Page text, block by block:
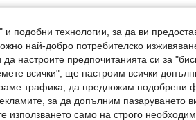
Бедра: 55 cm / 22 in, талия: 67 cm / 26 in,
Полезен (0)
подобни технологии, за да ви
най-добро потребителско
настроите предпочитанията си за
всички", ще настроим всички
трафика, да предложим подобрени
за да допълним пазаруването
само на строго